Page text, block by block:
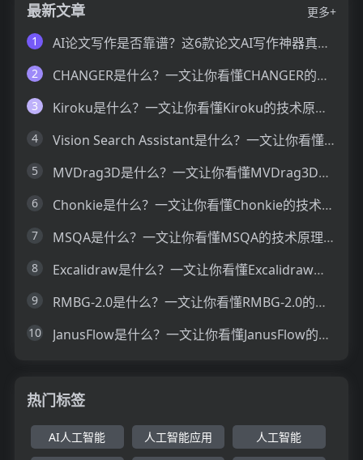
最新文章
更多+
1
AI论文写作是否靠谱？这6款论文AI写作神器真的可以让你效率翻倍
2 CHANGER是什么？一文让你看懂CHANGER的技术原理、主要功能、应用场景
3 Kiroku是什么？一文让你看懂Kiroku的技术原理、主要功能、应用场景
4 Vision Search Assistant是什么？一文让你看懂Vision Search Assistant的技术原理、主要功能、应用场景
5 MVDrag3D是什么？一文让你看懂MVDrag3D的技术原理、主要功能、应用场景
6 Chonkie是什么？一文让你看懂Chonkie的技术原理、主要功能、应用场景
7 MSQA是什么？一文让你看懂MSQA的技术原理、主要功能、应用场景
8 Excalidraw是什么？一文让你看懂Excalidraw的技术原理、主要功能、应用场景
9 RMBG-2.0是什么？一文让你看懂RMBG-2.0的技术原理、主要功能、应用场景
10 JanusFlow是什么？一文让你看懂JanusFlow的技术原理、主要功能、应用场景
热门标签
AI人工智能 人工智能应用 人工智能